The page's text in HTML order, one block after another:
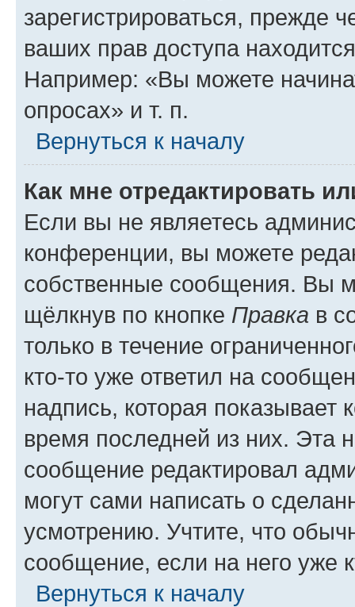
зарегистрироваться, прежде
ваших прав доступа
Например: «Вы можете
опросах» и т. п.
Вернуться к началу
Как мне отредактировать
Если вы не являетесь
конференции, вы можете
собственные сообщения. Вы
щёлкнув по кнопке Правка в
только в течение
кто-то уже ответил на
надпись, которая показывает
время последней из них. Эта
сообщение редактировал
могут сами написать о
усмотрению. Учтите, что
сообщение, если на него уже
Вернуться к началу